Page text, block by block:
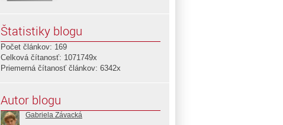
Štatistiky blogu
Počet článkov: 169
Celková čítanosť: 1071749x
Priemerná čítanosť článkov: 6342x
Autor blogu
Gabriela Závacká